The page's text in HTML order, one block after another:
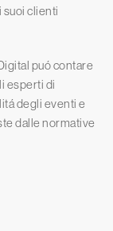
suoi clienti
puó contare
esperti di
degli eventi e
dalle normative